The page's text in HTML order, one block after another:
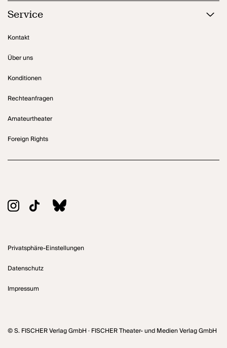
Service
Kontakt
Über uns
Konditionen
Rechteanfragen
Amateurtheater
Foreign Rights
Privatsphäre-Einstellungen
Datenschutz
Impressum
© S. FISCHER Verlag GmbH · FISCHER Theater- und Medien Verlag GmbH